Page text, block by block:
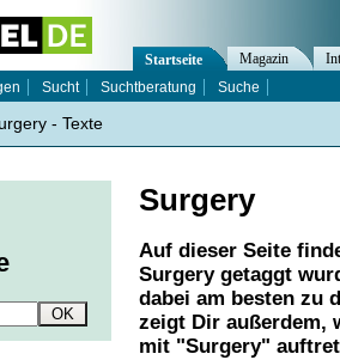
Surgery
Auf dieser Seite
Surgerygetaggt
dabei am besten zu
zeigt Dir außerdem,
mit "Surgery"
Startseite Magazin
Sucht Suchtberatung Suche
- Texte